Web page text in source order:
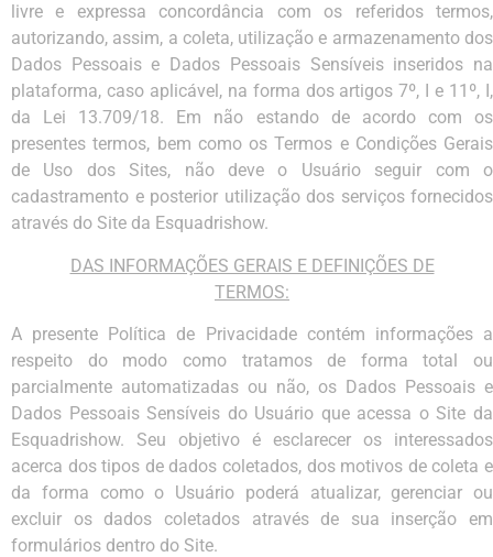
livre e expressa concordância com os referidos termos,
autorizando, assim, a coleta, utilização e armazenamento dos
Dados Pessoais e Dados Pessoais Sensíveis inseridos na
plataforma, caso aplicável, na forma dos artigos 7º, I e 11º, I,
da Lei 13.709/18. Em não estando de acordo com os
presentes termos, bem como os Termos e Condições Gerais
de Uso dos Sites, não deve o Usuário seguir com o
cadastramento e posterior utilização dos serviços fornecidos
através do Site da Esquadrishow.
DAS INFORMAÇÕES GERAIS E DEFINIÇÕES DE
TERMOS:
A presente Política de Privacidade contém informações a
respeito do modo como tratamos de forma total ou
parcialmente automatizadas ou não, os Dados Pessoais e
Dados Pessoais Sensíveis do Usuário que acessa o Site da
Esquadrishow. Seu objetivo é esclarecer os interessados
acerca dos tipos de dados coletados, dos motivos de coleta e
da forma como o Usuário poderá atualizar, gerenciar ou
excluir os dados coletados através de sua inserção em
formulários dentro do Site.